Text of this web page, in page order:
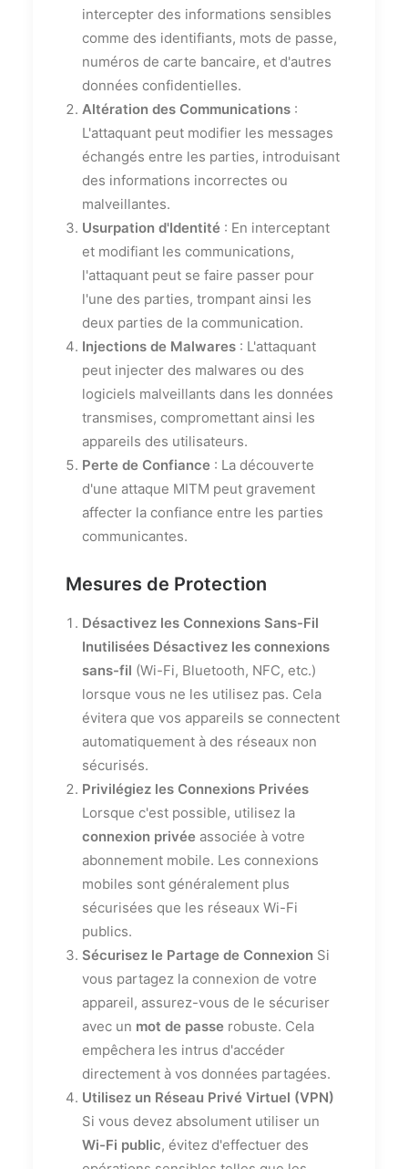
intercepter des informations sensibles
comme des identifiants, mots de passe,
numéros de carte bancaire, et d'autres
données confidentielles.
Altération des Communications :
L'attaquant peut modifier les messages
échangés entre les parties, introduisant
des informations incorrectes ou
malveillantes.
Usurpation d'Identité : En interceptant
et modifiant les communications,
l'attaquant peut se faire passer pour
l'une des parties, trompant ainsi les
deux parties de la communication.
Injections de Malwares : L'attaquant
peut injecter des malwares ou des
logiciels malveillants dans les données
transmises, compromettant ainsi les
appareils des utilisateurs.
Perte de Confiance : La découverte
d'une attaque MITM peut gravement
affecter la confiance entre les parties
communicantes.
Mesures de Protection
Désactivez les Connexions Sans-Fil
Inutilisées Désactivez les connexions
sans-fil (Wi-Fi, Bluetooth, NFC, etc.)
lorsque vous ne les utilisez pas. Cela
évitera que vos appareils se connectent
automatiquement à des réseaux non
sécurisés.
Privilégiez les Connexions Privées
Lorsque c'est possible, utilisez la
connexion privée associée à votre
abonnement mobile. Les connexions
mobiles sont généralement plus
sécurisées que les réseaux Wi-Fi
publics.
Sécurisez le Partage de Connexion Si
vous partagez la connexion de votre
appareil, assurez-vous de le sécuriser
avec un mot de passe robuste. Cela
empêchera les intrus d'accéder
directement à vos données partagées.
Utilisez un Réseau Privé Virtuel (VPN)
Si vous devez absolument utiliser un
Wi-Fi public, évitez d'effectuer des